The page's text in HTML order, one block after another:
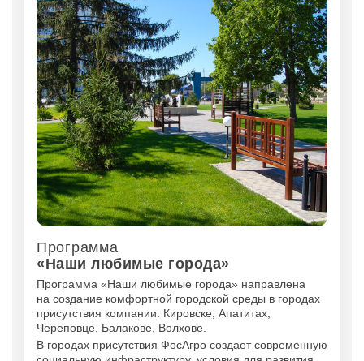
Программа
«Наши любимые города»
Программа «Наши любимые города» направлена
на создание комфортной городской среды в городах
присутствия компании: Кировске, Апатитах,
Череповце, Балакове, Волхове.
В городах присутствия ФосАгро создает современную